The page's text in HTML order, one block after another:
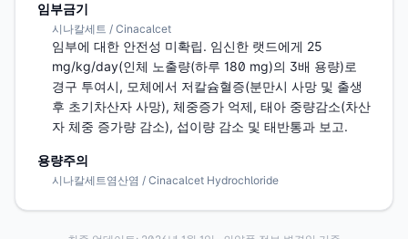
임부금기
시나칼세트 / Cinacalcet
임부에 대한 안전성 미확립. 임신한 랫드에게 25
mg/kg/day(인체 노출량(하루 180 mg)의 3배 용량)로
경구 투여시, 모체에서 저칼슘혈증(분만시 사망 및 출생
후 초기차산자 사망), 체중증가 억제, 태아 중량감소(차산
자 체중 증가량 감소), 섭이량 감소 및 태반통과 보고.
용량주의
시나칼세트염산염 / Cinacalcet Hydrochloride